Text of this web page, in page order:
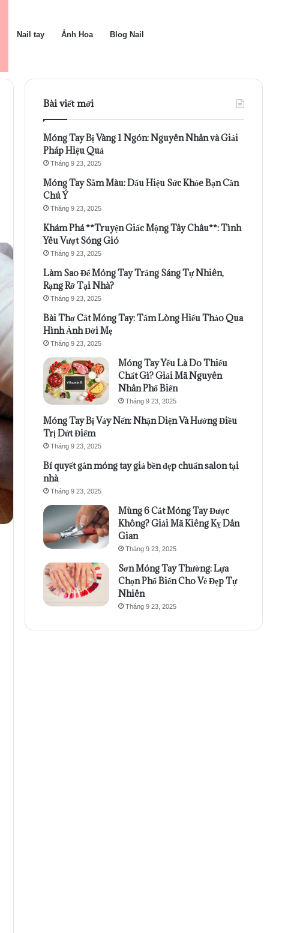
Nail tay Ảnh Hoa Blog Nail
Bài viết mới
Móng Tay Bị Vàng 1 Ngón: Nguyên Nhân và Giải
Pháp Hiệu Quả
Tháng 9 23, 2025
Móng Tay Sẫm Màu: Dấu Hiệu Sức Khỏe Bạn Cần
Chú Ý
Tháng 9 23, 2025
Khám Phá **Truyện Giấc Mộng Tây Châu**: Tình
Yêu Vượt Sóng Gió
Tháng 9 23, 2025
Làm Sao Để Móng Tay Trắng Sáng Tự Nhiên,
Rạng Rỡ Tại Nhà?
Tháng 9 23, 2025
Bài Thơ Cắt Móng Tay: Tấm Lòng Hiếu Thảo Qua
Hình Ảnh Đời Mẹ
Tháng 9 23, 2025
Móng Tay Yếu Là Do Thiếu
Chất Gì? Giải Mã Nguyên
Nhân Phổ Biến
Tháng 9 23, 2025
Móng Tay Bị Vảy Nến: Nhận Diện Và Hướng Điều
Trị Dứt Điểm
Tháng 9 23, 2025
Bí quyết gắn móng tay giả bền đẹp chuẩn salon tại
nhà
Tháng 9 23, 2025
Mùng 6 Cắt Móng Tay Được
Không? Giải Mã Kiêng Kỵ Dân
Gian
Tháng 9 23, 2025
Sơn Móng Tay Thường: Lựa
Chọn Phổ Biến Cho Vẻ Đẹp Tự
Nhiên
Tháng 9 23, 2025